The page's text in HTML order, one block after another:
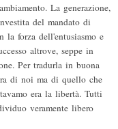
La generazione,
del mandato di
la forza dell'entusiasmo e
altrove, seppe in
Per tradurla in buona
di noi ma di quello che
era la libertà. Tutti
veramente libero